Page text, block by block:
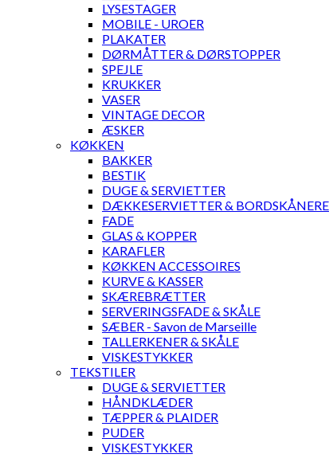
LYSESTAGER
MOBILE - UROER
PLAKATER
DØRMÅTTER & DØRSTOPPER
SPEJLE
KRUKKER
VASER
VINTAGE DECOR
ÆSKER
KØKKEN
BAKKER
BESTIK
DUGE & SERVIETTER
DÆKKESERVIETTER & BORDSKÅNERE
FADE
GLAS & KOPPER
KARAFLER
KØKKEN ACCESSOIRES
KURVE & KASSER
SKÆREBRÆTTER
SERVERINGSFADE & SKÅLE
SÆBER - Savon de Marseille
TALLERKENER & SKÅLE
VISKESTYKKER
TEKSTILER
DUGE & SERVIETTER
HÅNDKLÆDER
TÆPPER & PLAIDER
PUDER
VISKESTYKKER